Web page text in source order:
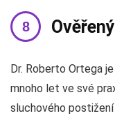
Dr. Roberto Ortega
mnoho let ve své
sluchového